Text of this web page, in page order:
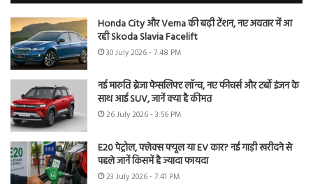
Honda City और Verna की बढ़ी टेंशन, नए अवतार में आ
रही Skoda Slavia Facelift
30 July 2026 - 7:48 PM
नई मारुति ब्रेजा फेसलिफ्ट लॉन्च, नए फीचर्स और टर्बो इंजन के
साथ आई SUV, जानें क्या है कीमत
26 July 2026 - 3:56 PM
E20 पेट्रोल, फ्लेक्स फ्यूल या EV कार? नई गाड़ी खरीदने से
पहले जानें किसमें है ज्यादा फायदा
23 July 2026 - 7:41 PM